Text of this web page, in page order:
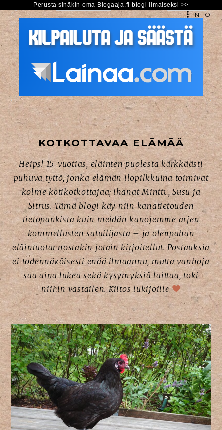
Perusta sinäkin oma Blogaaja.fi blogi ilmaiseksi >>
HYPPÄÄ
SISÄLTÖÖN
KOTKOTTAVAA ELÄMÄÄ
Heips! 15-vuotias, eläinten puolesta kärkkäästi
puhuva tyttö, jonka elämän ilopilkkuina toimivat
kolme kotikotkottajaa; ihanat Minttu, Susu ja
Sitrus. Tämä blogi käy niin kanatietouden
tietopankista kuin meidän kanojemme arjen
kommellusten satuilijasta – ja olenpahan
eläintuotannostakin jotain kirjoitellut. Postauksia
ei todennäköisesti enää ilmaannu, mutta vanhoja
saa aina lukea sekä kysymyksiä laittaa, toki
niihin vastailen. Kiitos lukijoille
INFO